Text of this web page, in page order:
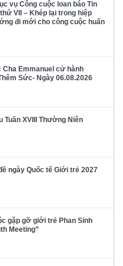
vụ Công cuộc loan báo Tin
VII – Khép lại trong hiệp
đi mới cho công cuộc huấn
Emmanuel cử hành
Sức- Ngày 06.08.2026
Tuần XVIII Thường Niên
ngày Quốc tế Giới trẻ 2027
gặp gỡ giới trẻ Phan Sinh
Meeting”